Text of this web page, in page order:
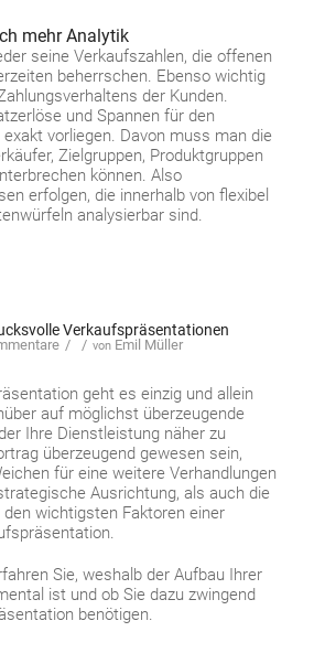
mehr Analytik
seine Verkaufszahlen, die offenen
beherrschen. Ebenso wichtig
der Kunden.
und Spannen für den
vorliegen. Davon muss man die
Zielgruppen, Produktgruppen
können. Also
erfolgen, die innerhalb von flexibel
analysierbar sind.
Verkaufspräsentationen
/ / von Emil Müller
geht es einzig und allein
auf möglichst überzeugende
Ihre Dienstleistung näher zu
überzeugend gewesen sein,
für eine weitere Verhandlungen
Ausrichtung, als auch die
wichtigsten Faktoren einer
Sie, weshalb der Aufbau Ihrer
ist und ob Sie dazu zwingend
benötigen.